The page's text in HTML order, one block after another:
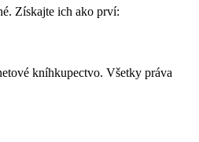
Získajte ich ako prví:
kníhkupectvo. Všetky práva